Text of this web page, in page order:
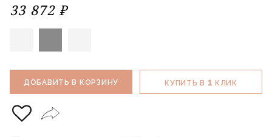
33 872 ₽
ДОБАВИТЬ В КОРЗИНУ КУПИТЬ В 1 КЛИК